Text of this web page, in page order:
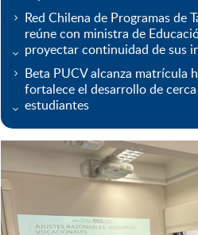
Red Chilena de Programas de
reúne con ministra de
proyectar continuidad de sus
Beta PUCV alcanza matrícula
fortalece el desarrollo de
estudiantes